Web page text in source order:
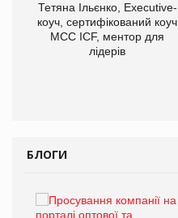
Тетяна Ільєнко, Executive-
коуч, сертифікований коуч
МСС ICF, ментор для
лідерів
БЛОГИ